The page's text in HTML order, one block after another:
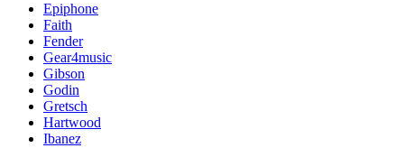
Epiphone
Faith
Fender
Gear4music
Gibson
Godin
Gretsch
Hartwood
Ibanez